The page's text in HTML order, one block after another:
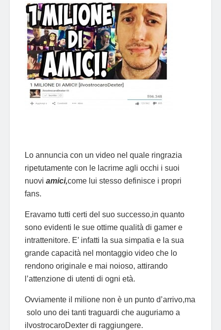
Lo annuncia con un video nel quale ringrazia
ripetutamente con le lacrime agli occhi i suoi
nuovi amici,come lui stesso definisce i propri
fans.
Eravamo tutti certi del suo successo,in quanto
sono evidenti le sue ottime qualità di gamer e
intrattenitore. E’ infatti la sua simpatia e la sua
grande capacità nel montaggio video che lo
rendono originale e mai noioso, attirando
l’attenzione di utenti di ogni età.
Ovviamente il milione non è un punto d’arrivo,ma
solo uno dei tanti traguardi che auguriamo a
ilvostrocaroDexter di raggiungere.